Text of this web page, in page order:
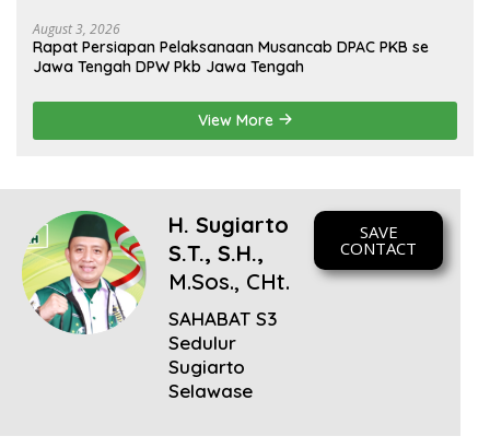
August 3, 2026
Rapat Persiapan Pelaksanaan Musancab DPAC PKB se
Jawa Tengah DPW Pkb Jawa Tengah
View More
H. Sugiarto
S.T., S.H.,
M.Sos., CHt.
SAHABAT S3
Sedulur
Sugiarto
Selawase
SAVE
CONTACT